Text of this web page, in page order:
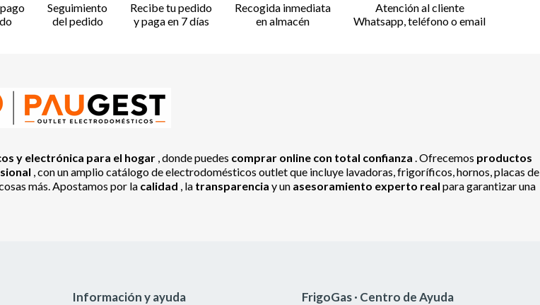
Seguimiento
del pedido
Recibe tu pedido
y paga en 7 días
Recogida inmediata
en almacén
Atención al cliente
Whatsapp, teléfono o email
y electrónica para el hogar , donde puedes comprar online con total confianza . Ofrecemos productos
, con un amplio catálogo de electrodomésticos outlet que incluye lavadoras, frigoríficos, hornos, placas de
más. Apostamos por la calidad , la transparencia y un asesoramiento experto real para garantizar una
Información y ayuda FrigoGas · Centro de Ayuda